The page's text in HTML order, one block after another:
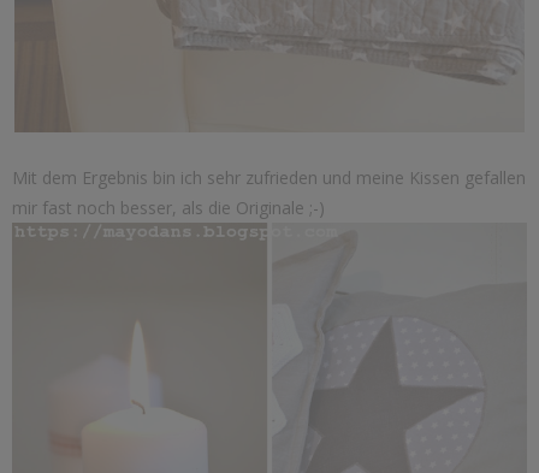
Mit dem Ergebnis bin ich sehr zufrieden und meine Kissen gefallen
mir fast noch besser, als die Originale ;-)